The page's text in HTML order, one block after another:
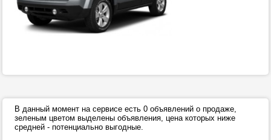
В данный момент на сервисе есть 0 объявлений о продаже,
зеленым цветом выделены объявления, цена которых ниже
средней - потенциально выгодные.